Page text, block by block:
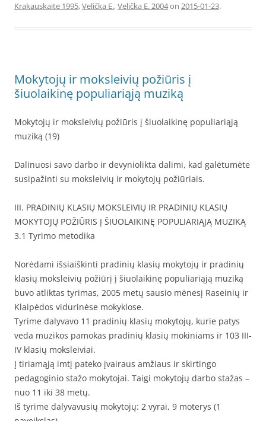
Krakauskaite 1995,Velička E.,Velička E. 2004on 2015-01-23.
Mokytojų ir moksleivių požiūris į
šiuolaikinę populiariąją muziką
Mokytojų ir moksleivių požiūris į šiuolaikinę populiariąją
muziką (19)
Dalinuosi savo darbo ir devyniolikta dalimi, kad galėtumėte
susipažinti su moksleivių ir mokytojų požiūriais.
III. PRADINIŲ KLASIŲ MOKSLEIVIŲ IR PRADINIŲ KLASIŲ
MOKYTOJŲ POŽIŪRIS Į ŠIUOLAIKINĘ POPULIARIĄJĄ MUZIKĄ
3.1 Tyrimo metodika
Norėdami išsiaiškinti pradinių klasių mokytojų ir pradinių
klasių moksleivių požiūrį į šiuolaikinę populiariąją muziką
buvo atliktas tyrimas, 2005 metų sausio mėnesį Raseinių ir
Klaipėdos vidurinėse mokyklose.
Tyrime dalyvavo 11 pradinių klasių mokytojų, kurie patys
veda muzikos pamokas pradinių klasių mokiniams ir 103 III-
IV klasių moksleiviai.
Į tiriamąją imtį pateko įvairaus amžiaus ir skirtingo
pedagoginio stažo mokytojai. Taigi mokytojų darbo stažas –
nuo 11 iki 38 metų.
Iš tyrime dalyvavusių mokytojų: 2 vyrai, 9 moterys (1